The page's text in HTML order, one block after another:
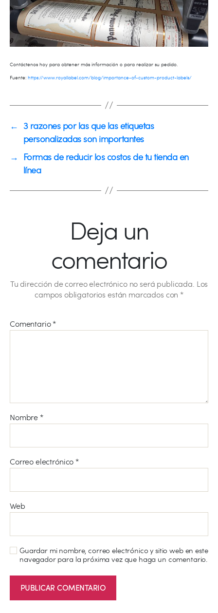
Contáctenos hoy para obtener más información o para realizar su pedido.
Fuente: https://www.royallabel.com/blog/importance-of-custom-product-labels/
← 3 razones por las que las etiquetas
personalizadas son importantes
→ Formas de reducir los costos de tu tienda en
línea
Deja un
comentario
Tu dirección de correo electrónico no será publicada. Los
campos obligatorios están marcados con*
Comentario*
Nombre*
Correo electrónico*
Web
Guardar mi nombre, correo electrónico y sitio web en este
navegador para la próxima vez que haga un comentario.